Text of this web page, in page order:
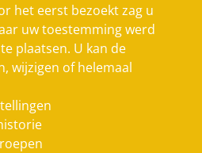
het eerst bezoekt zag u
uw toestemming werd
plaatsen. U kan de
wijzigen of helemaal